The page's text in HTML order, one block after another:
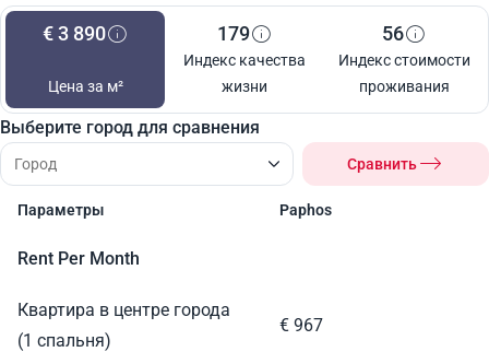
€ 3 890
Цена за м²
179
Индекс качества
жизни
56
Индекс стоимости
проживания
Выберите город для сравнения
Сравнить
Параметры Paphos
Rent Per Month
Квартира в центре города
(1 спальня)
€ 967